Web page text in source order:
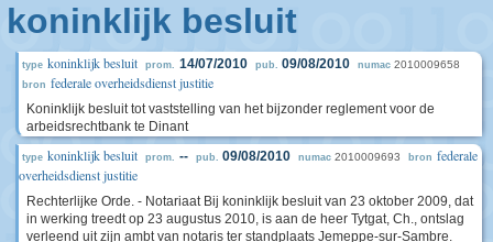
koninklijk besluit
type koninklijk besluit prom. 14/07/2010 pub. 09/08/2010 numac 2010009658
bron federale overheidsdienst justitie
Koninklijk besluit tot vaststelling van het bijzonder reglement voor de
arbeidsrechtbank te Dinant
type koninklijk besluit prom. -- pub. 09/08/2010 numac 2010009693 bron federale
overheidsdienst justitie
Rechterlijke Orde. - Notariaat Bij koninklijk besluit van 23 oktober 2009, dat
in werking treedt op 23 augustus 2010, is aan de heer Tytgat, Ch., ontslag
verleend uit zijn ambt van notaris ter standplaats Jemeppe-sur-Sambre.